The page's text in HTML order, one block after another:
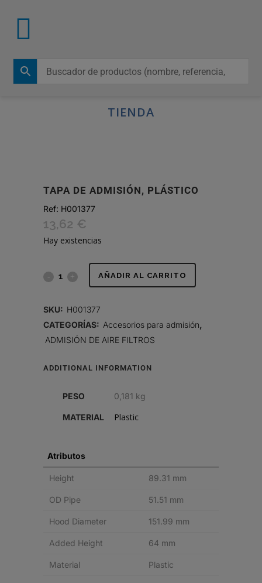
TIENDA
TAPA DE ADMISIÓN, PLÁSTICO
Ref: H001377
13,62 €
Hay existencias
TAPA
ADMISIÓN,
PLÁSTICO
AÑADIR AL CARRITO
SKU: H001377
CATEGORÍAS: Accesorios para admisión
ADMISIÓN DE AIRE FILTROS
ADDITIONAL INFORMATION
PESO 0,181 kg
MATERIAL Plastic
Atributos
Height 89.31 mm
OD Pipe 51.51 mm
Hood Diameter 151.99 mm
Added Height 64 mm
Material Plastic